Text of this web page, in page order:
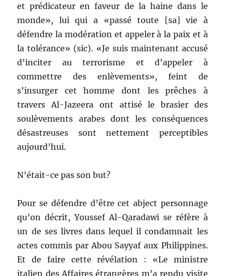
et prédicateur en faveur de la haine dans le
monde», lui qui a «passé toute [sa] vie à
défendre la modération et appeler à la paix et à
la tolérance» (sic). «Je suis maintenant accusé
d’inciter au terrorisme et d’appeler à
commettre des enlèvements», feint de
s’insurger cet homme dont les prêches à
travers Al-Jazeera ont attisé le brasier des
soulèvements arabes dont les conséquences
désastreuses sont nettement perceptibles
aujourd’hui.
N’était-ce pas son but?
Pour se défendre d’être cet abject personnage
qu’on décrit, Youssef Al-Qaradawi se réfère à
un de ses livres dans lequel il condamnait les
actes commis par Abou Sayyaf aux Philippines.
Et de faire cette révélation : «Le ministre
italien des Affaires étrangères m’a rendu visite